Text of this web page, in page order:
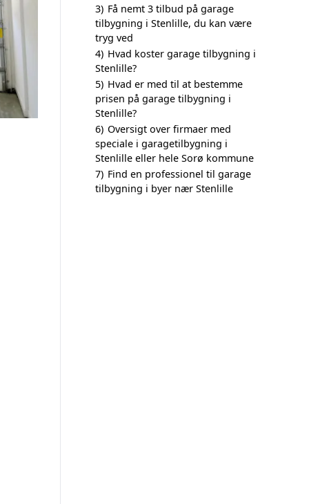
3) Få nemt 3 tilbud på garage
tilbygning i Stenlille, du kan være
tryg ved
4) Hvad koster garage tilbygning i
Stenlille?
5) Hvad er med til at bestemme
prisen på garage tilbygning i
Stenlille?
6) Oversigt over firmaer med
speciale i garagetilbygning i
Stenlille eller hele Sorø kommune
7) Find en professionel til garage
tilbygning i byer nær Stenlille